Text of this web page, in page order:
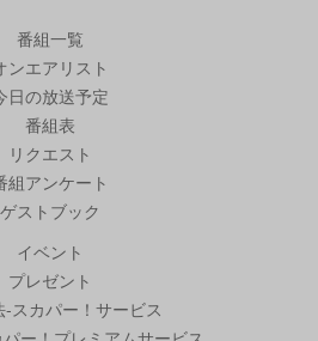
番組一覧
ンエアリスト
日の放送予定
番組表
リクエスト
組アンケート
ゲストブック
イベント
プレゼント
-スカパー！サービス